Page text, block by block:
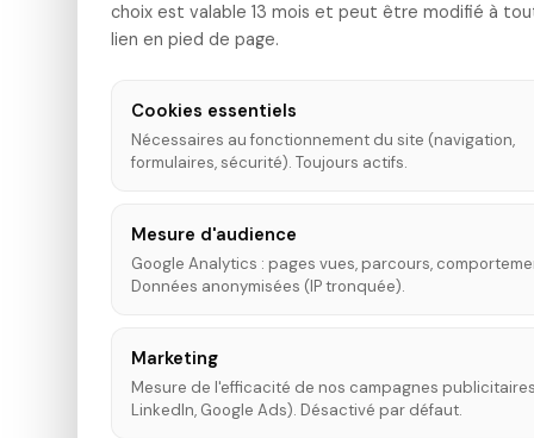
choix est valable 13 mois et peut être modifié à
lien en pied de page.
Cookies essentiels
Nécessaires au fonctionnement du site (navigation,
formulaires, sécurité). Toujours actifs.
Mesure d'audience
Google Analytics : pages vues, parcours,
Données anonymisées (IP tronquée).
Marketing
Mesure de l'efficacité de nos campagnes
LinkedIn, Google Ads). Désactivé par défaut.